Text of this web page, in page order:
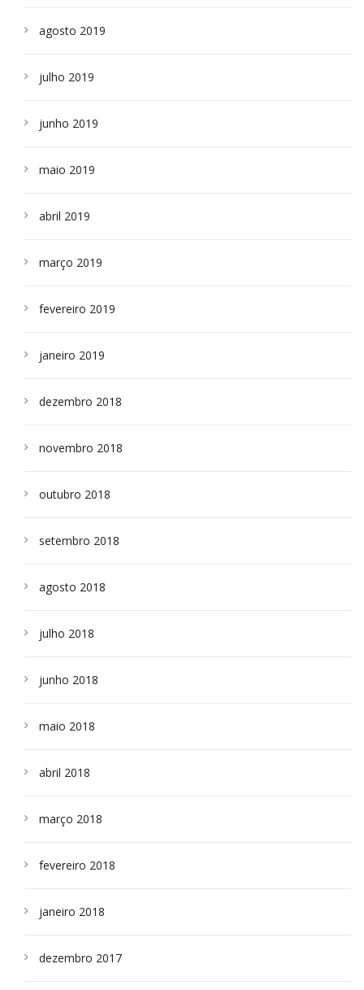
agosto 2019
julho 2019
junho 2019
maio 2019
abril 2019
março 2019
fevereiro 2019
janeiro 2019
dezembro 2018
novembro 2018
outubro 2018
setembro 2018
agosto 2018
julho 2018
junho 2018
maio 2018
abril 2018
março 2018
fevereiro 2018
janeiro 2018
dezembro 2017